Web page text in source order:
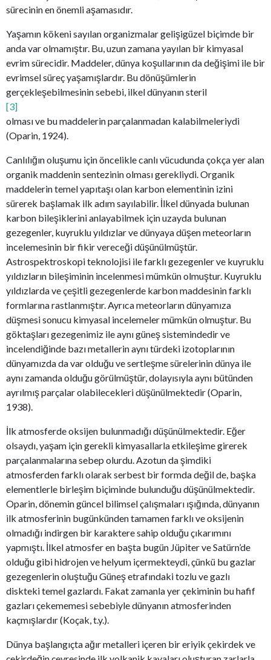
sürecinin en önemli aşamasıdır.
Yaşamın kökeni sayılan organizmalar gelişigüzel biçimde bir
anda var olmamıştır. Bu, uzun zamana yayılan bir kimyasal
evrim sürecidir. Maddeler, dünya koşullarının da değişimi ile bir
evrimsel süreç yaşamışlardır. Bu dönüşümlerin
gerçekleşebilmesinin sebebi, ilkel dünyanın steril
[3]
olması ve bu maddelerin parçalanmadan kalabilmeleriydi
(Oparin, 1924).
Canlılığın oluşumu için öncelikle canlı vücudunda çokça yer alan
organik maddenin sentezinin olması gerekliydi. Organik
maddelerin temel yapıtaşı olan karbon elementinin izini
sürerek başlamak ilk adım sayılabilir. İlkel dünyada bulunan
karbon bileşiklerini anlayabilmek için uzayda bulunan
gezegenler, kuyruklu yıldızlar ve dünyaya düşen meteorların
incelemesinin bir fikir vereceği düşünülmüştür.
Astrospektroskopi teknolojisi ile farklı gezegenler ve kuyruklu
yıldızların bileşiminin incelenmesi mümkün olmuştur. Kuyruklu
yıldızlarda ve çeşitli gezegenlerde karbon maddesinin farklı
formlarına rastlanmıştır. Ayrıca meteorların dünyamıza
düşmesi sonucu kimyasal incelemeler mümkün olmuştur. Bu
göktaşları gezegenimiz ile aynı güneş sistemindedir ve
incelendiğinde bazı metallerin aynı türdeki izotoplarının
dünyamızda da var olduğu ve sertleşme sürelerinin dünya ile
aynı zamanda olduğu görülmüştür, dolayısıyla aynı bütünden
ayrılmış parçalar olabilecekleri düşünülmektedir (Oparin,
1938).
İlk atmosferde oksijen bulunmadığı düşünülmektedir. Eğer
olsaydı, yaşam için gerekli kimyasallarla etkileşime girerek
parçalanmalarına sebep olurdu. Azotun da şimdiki
atmosferden farklı olarak serbest bir formda değil de, başka
elementlerle birleşim biçiminde bulunduğu düşünülmektedir.
Oparin, dönemin güncel bilimsel çalışmaları ışığında, dünyanın
ilk atmosferinin bugünkünden tamamen farklı ve oksijenin
olmadığı indirgen bir karaktere sahip olduğu çıkarımını
yapmıştı. İlkel atmosfer en başta bugün Jüpiter ve Satürn’de
olduğu gibi hidrojen ve helyum içermekteydi, çünkü bu gazlar
gezegenlerin oluştuğu Güneş etrafındaki tozlu ve gazlı
diskteki temel gazlardı. Fakat zamanla yer çekiminin bu hafif
gazları çekememesi sebebiyle dünyanın atmosferinden
kaçmışlardır (Koçak, t.y.).
Dünya başlangıçta ağır metalleri içeren bir eriyik çekirdek ve